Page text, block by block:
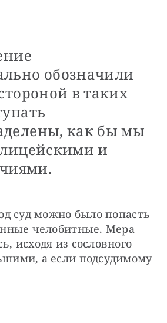
обозначили
в таких
как бы мы
и
суд можно было попасть
челобитные. Мера
исходя из сословного
а если подсудимому